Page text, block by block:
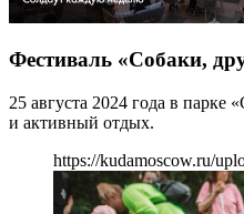
Фестиваль «Собаки,
25 августа 2024 года в
и активный отдых.
https://kudamoscow.ru/